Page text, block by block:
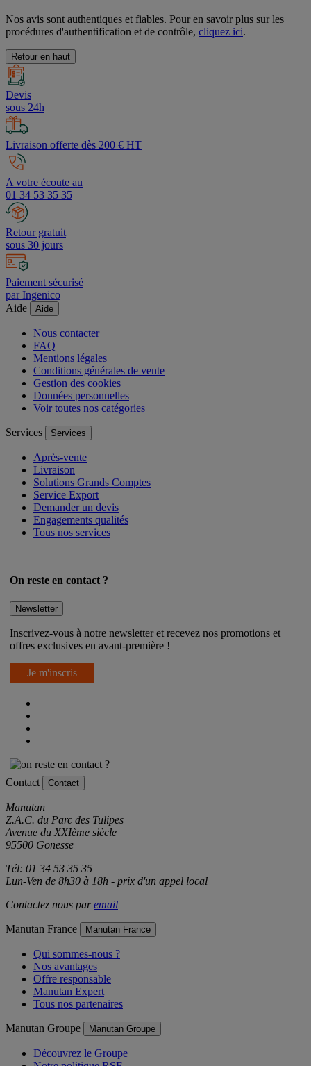
Nos avis sont authentiques et fiables. Pour en savoir plus sur les
procédures d'authentification et de contrôle, cliquez ici.
Retour en haut
Devis
sous 24h
Livraison offerte dès 200 € HT
A votre écoute au
01 34 53 35 35
Retour gratuit
sous 30 jours
Paiement sécurisé
par Ingenico
Aide
Aide
Nous contacter
FAQ
Mentions légales
Conditions générales de vente
Gestion des cookies
Données personnelles
Voir toutes nos catégories
Services Services
Après-vente
Livraison
Solutions Grands Comptes
Service Export
Demander un devis
Engagements qualités
Tous nos services
On reste en contact ?
Newsletter
Inscrivez-vous à notre newsletter et recevez nos promotions et
offres exclusives en avant-première !
Je m'inscris
Contact Contact
Manutan
Z.A.C. du Parc des Tulipes
Avenue du XXIème siècle
95500 Gonesse
Tél: 01 34 53 35 35
Lun-Ven de 8h30 à 18h - prix d'un appel local
Contactez nous paremail
Manutan France Manutan France
Qui sommes-nous ?
Nos avantages
Offre responsable
Manutan Expert
Tous nos partenaires
Manutan Groupe Manutan Groupe
Découvrez le Groupe